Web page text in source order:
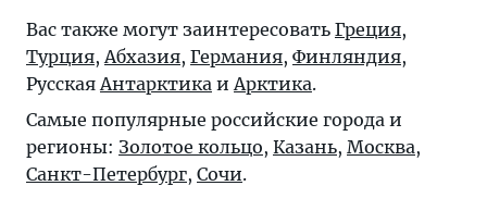
Вас также могут заинтересовать Греция,
Турция, Абхазия, Германия, Финляндия,
Русская Антарктика и Арктика.
Самые популярные российские города и
регионы: Золотое кольцо, Казань, Москва,
Санкт-Петербург, Сочи.